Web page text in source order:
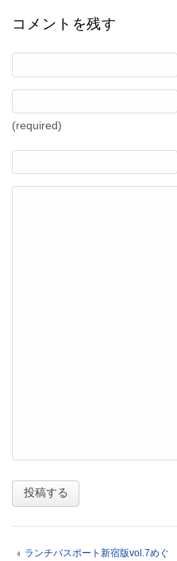
コメントを残す
(required)
ランチパスポート新宿版vol.7めぐ